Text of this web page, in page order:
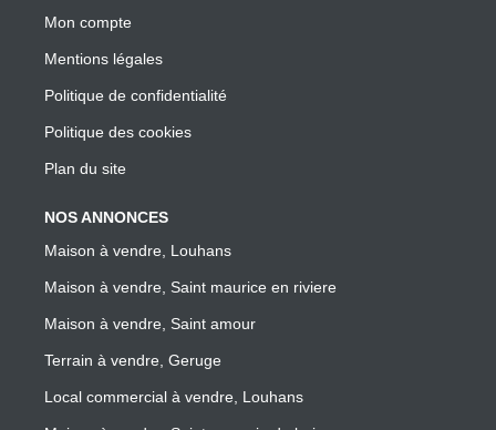
Mon compte
Mentions légales
Politique de confidentialité
Politique des cookies
Plan du site
NOS ANNONCES
Maison à vendre, Louhans
Maison à vendre, Saint maurice en riviere
Maison à vendre, Saint amour
Terrain à vendre, Geruge
Local commercial à vendre, Louhans